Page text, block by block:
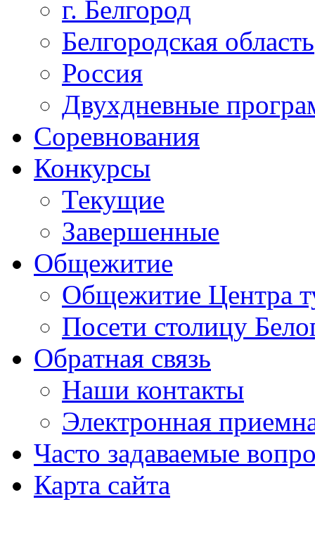
г. Белгород
Белгородская область
Россия
Двухдневные
Соревнования
Конкурсы
Текущие
Завершенные
Общежитие
Общежитие Центра
Посети столицу
Обратная связь
Наши контакты
Электронная
Часто задаваемые
Карта сайта